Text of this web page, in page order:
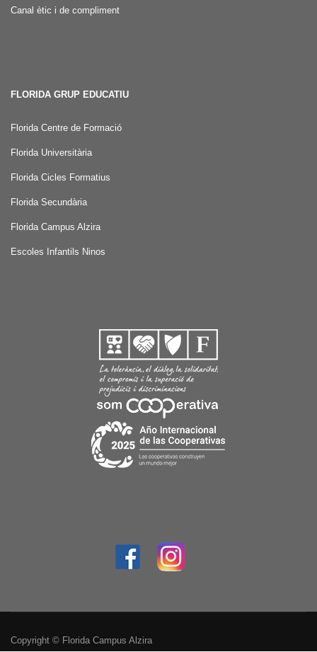
Canal ètic i de compliment
FLORIDA GRUP EDUCATIU
Florida Centre de Formació
Florida Universitària
Florida Cicles Formatius
Florida Secundària
Florida Campus Alzira
Escoles Infantils Ninos
Copyright © Florida Campus Alzira